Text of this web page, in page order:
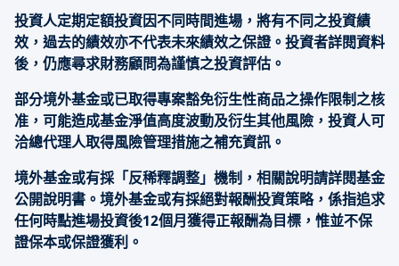
投資人定期定額投資因不同時間進場，將有不同之投資績
效，過去的績效亦不代表未來績效之保證。投資者詳閱資料
後，仍應尋求財務顧問為謹慎之投資評估。
部分境外基金或已取得專案豁免衍生性商品之操作限制之核
准，可能造成基金淨值高度波動及衍生其他風險，投資人可
洽總代理人取得風險管理措施之補充資訊。
境外基金或有採「反稀釋調整」機制，相關說明請詳閱基金
公開說明書。境外基金或有採絕對報酬投資策略，係指追求
任何時點進場投資後12個月獲得正報酬為目標，惟並不保
證保本或保證獲利。